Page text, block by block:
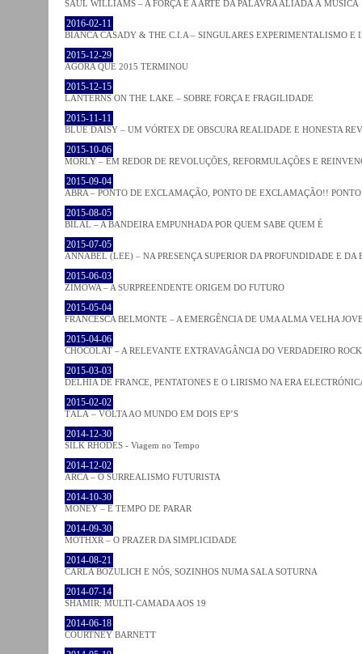
SAUL WILLIAMS – A FORÇA E A ARTE DA PALAVRA ALIADA À MÚSICA
2016-02-11
BIANCA CASADY & THE C.I.A – SINGULARES EXPERIMENTALISMO E
2015-12-29
AGORA QUE 2015 TERMINOU
2015-12-15
LANTERNS ON THE LAKE – SOBRE FORÇA E FRAGILIDADE
2015-11-11
BLUE DAISY – UM VÓRTEX DE OBSCURA REALIDADE E HONESTA
2015-10-06
MORLY – EM REDOR DE REVOLUÇÕES, REFORMULAÇÕES E
2015-09-04
ABRA – PONTO DE EXCLAMAÇÃO, PONTO DE EXCLAMAÇÃO!!
2015-08-05
BILAL – A BANDEIRA EMPUNHADA POR QUEM SABE QUEM É
2015-07-05
ANNABEL (LEE) – NA PRESENÇA SUPERIOR DA PROFUNDIDADE E DA
2015-06-03
ZIMOWA – A SURPREENDENTE ORIGEM DO FUTURO
2015-05-04
FRANCESCA BELMONTE – A EMERGÊNCIA DE UMA ALMA VELHA
2015-04-06
CHOCOLAT – A RELEVANTE EXTRAVAGÂNCIA DO VERDADEIRO ROCK
2015-03-03
DELHIA DE FRANCE, PENTATONES E O LIRISMO NA ERA
2015-02-02
TĀLĀ – VOLTA AO MUNDO EM DOIS EP’S
2014-12-30
SILK RHODES - Viagem no Tempo
2014-12-02
ARCA – O SURREALISMO FUTURISTA
2014-10-30
MONEY – É TEMPO DE PARAR
2014-09-30
MOTHXR – O PRAZER DA SIMPLICIDADE
2014-08-21
CARLA BOZULICH E NÓS, SOZINHOS NUMA SALA SOTURNA
2014-07-14
SHAMIR: MULTI-CAMADA AOS 19
2014-06-18
COURTNEY BARNETT